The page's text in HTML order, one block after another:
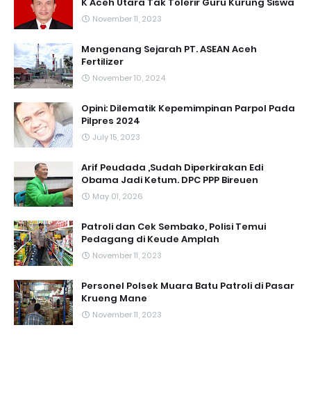
November 11, 2023
Mengenang Sejarah PT. ASEAN Aceh
Fertilizer
November 10, 2024
Opini: Dilematik Kepemimpinan Parpol Pada
Pilpres 2024
July 15, 2023
Arif Peudada ,Sudah Diperkirakan Edi
Obama Jadi Ketum. DPC PPP Bireuen
May 01, 2026
Patroli dan Cek Sembako, Polisi Temui
Pedagang di Keude Amplah
November 11, 2023
Personel Polsek Muara Batu Patroli di Pasar
Krueng Mane
November 11, 2023